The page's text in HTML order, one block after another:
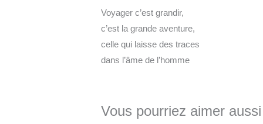
Voyager c’est grandir,
c’est la grande aventure,
celle qui laisse des traces
dans l’âme de l’homme
Vous pourriez aimer